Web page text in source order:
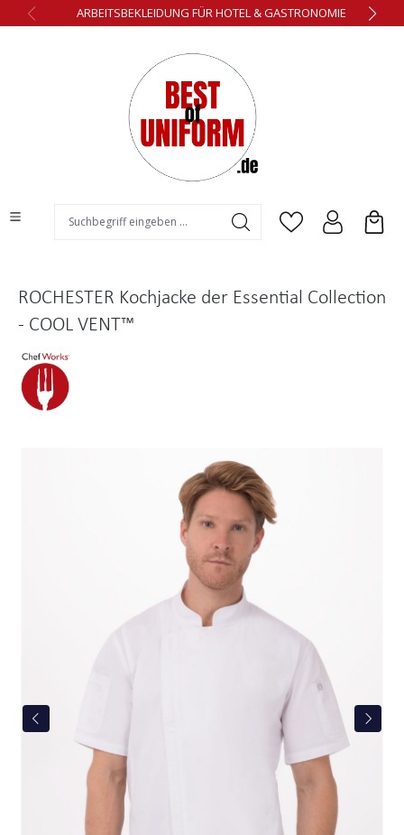
springenARBEITSBEKLEIDUNG FÜR HOTEL & GASTRONOMIE
ROCHESTER Kochjacke der Essential Collection
- COOL VENT™